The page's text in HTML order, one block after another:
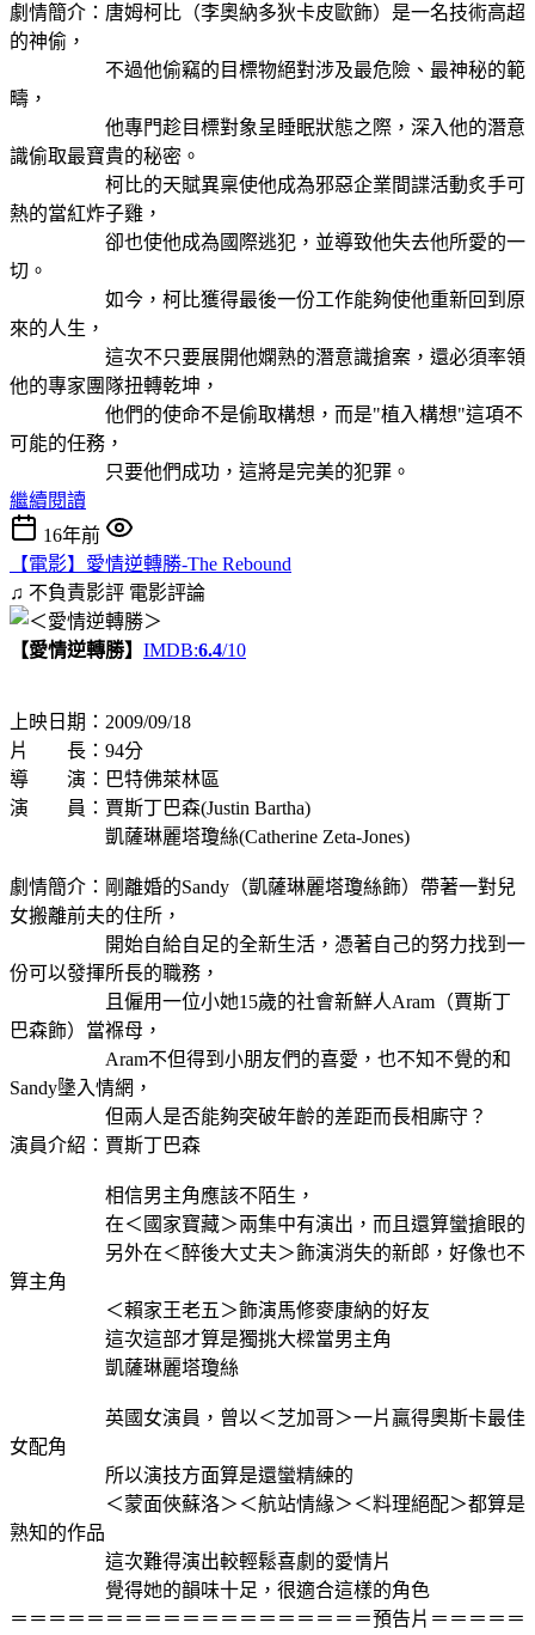
劇情簡介：唐姆柯比（李奧納多狄卡皮歐飾）是一名技術高超
的神偷，
不過他偷竊的目標物絕對涉及最危險、最神秘的範
疇，
他專門趁目標對象呈睡眠狀態之際，深入他的潛意
識偷取最寶貴的秘密。
柯比的天賦異稟使他成為邪惡企業間諜活動炙手可
熱的當紅炸子雞，
卻也使他成為國際逃犯，並導致他失去他所愛的一
切。
如今，柯比獲得最後一份工作能夠使他重新回到原
來的人生，
這次不只要展開他嫻熟的潛意識搶案，還必須率領
他的專家團隊扭轉乾坤，
他們的使命不是偷取構想，而是"植入構想"這項不
可能的任務，
只要他們成功，這將是完美的犯罪。
繼續閱讀
16年前
【電影】愛情逆轉勝-The Rebound
♫ 不負責影評 電影評論
【愛情逆轉勝】 IMDB:6.4/10
上映日期：2009/09/18
片 長：94分
導 演：巴特佛萊林區
演 員：賈斯丁巴森(Justin Bartha)
凱薩琳麗塔瓊絲(Catherine Zeta-Jones)
劇情簡介：剛離婚的Sandy（凱薩琳麗塔瓊絲飾）帶著一對兒
女搬離前夫的住所，
開始自給自足的全新生活，憑著自己的努力找到一
份可以發揮所長的職務，
且僱用一位小她15歲的社會新鮮人Aram（賈斯丁
巴森飾）當褓母，
Aram不但得到小朋友們的喜愛，也不知不覺的和
Sandy墬入情網，
但兩人是否能夠突破年齡的差距而長相廝守？
演員介紹：賈斯丁巴森
相信男主角應該不陌生，
在＜國家寶藏＞兩集中有演出，而且還算蠻搶眼的
另外在＜醉後大丈夫＞飾演消失的新郎，好像也不
算主角
＜賴家王老五＞飾演馬修麥康納的好友
這次這部才算是獨挑大樑當男主角
凱薩琳麗塔瓊絲
英國女演員，曾以＜芝加哥＞一片贏得奧斯卡最佳
女配角
所以演技方面算是還蠻精練的
＜蒙面俠蘇洛＞＜航站情緣＞＜料理絕配＞都算是
熟知的作品
這次難得演出較輕鬆喜劇的愛情片
覺得她的韻味十足，很適合這樣的角色
＝＝＝＝＝＝＝＝＝＝＝＝＝＝＝＝＝＝＝預告片＝＝＝＝＝